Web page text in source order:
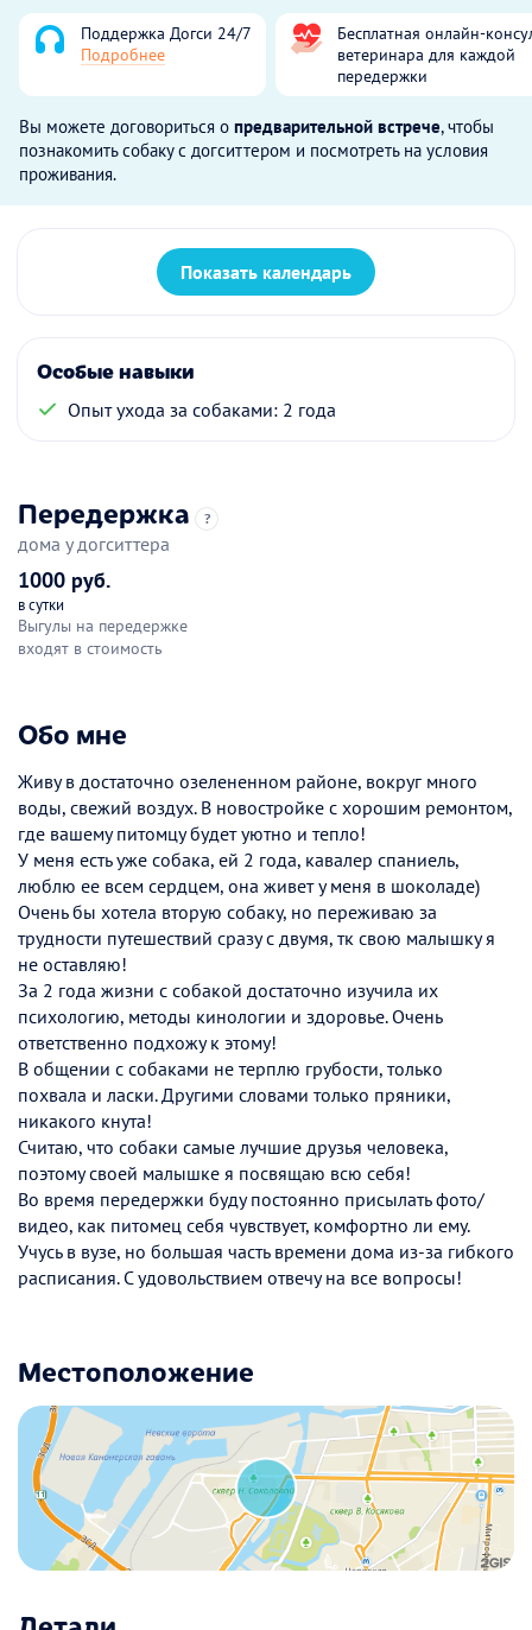
Поддержка Догси 24/7
Подробнее
Бесплатная онлайн-
ветеринара для каждой
передержки
Вы можете договориться о предварительной встрече, чтобы
познакомить собаку с догситтером и посмотреть на условия
проживания.
Показать календарь
Особые навыки
Опыт ухода за собаками: 2 года
Передержка ?
дома у догситтера
1000 руб.
в сутки
Выгулы на передержке
входят в стоимость
Обо мне
Живу в достаточно озелененном районе, вокруг много
воды, свежий воздух. В новостройке с хорошим ремонтом,
где вашему питомцу будет уютно и тепло!
У меня есть уже собака, ей 2 года, кавалер спаниель,
люблю ее всем сердцем, она живет у меня в шоколаде)
Очень бы хотела вторую собаку, но переживаю за
трудности путешествий сразу с двумя, тк свою малышку я
не оставляю!
За 2 года жизни с собакой достаточно изучила их
психологию, методы кинологии и здоровье. Очень
ответственно подхожу к этому!
В общении с собаками не терплю грубости, только
похвала и ласки. Другими словами только пряники,
никакого кнута!
Считаю, что собаки самые лучшие друзья человека,
поэтому своей малышке я посвящаю всю себя!
Во время передержки буду постоянно присылать фото/
видео, как питомец себя чувствует, комфортно ли ему.
Учусь в вузе, но большая часть времени дома из-за гибкого
расписания. С удовольствием отвечу на все вопросы!
Местоположение